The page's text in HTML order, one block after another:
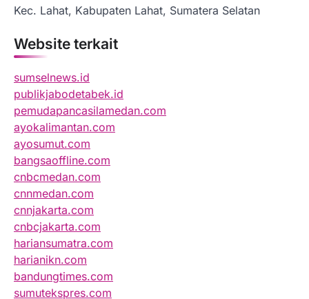
Kec. Lahat, Kabupaten Lahat, Sumatera Selatan
Website terkait
sumselnews.id
publikjabodetabek.id
pemudapancasilamedan.com
ayokalimantan.com
ayosumut.com
bangsaoffline.com
cnbcmedan.com
cnnmedan.com
cnnjakarta.com
cnbcjakarta.com
hariansumatra.com
harianikn.com
bandungtimes.com
sumutekspres.com